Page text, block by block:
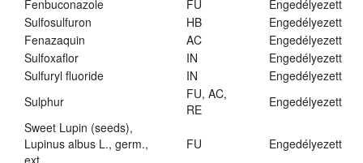
Fenbuconazole
FU
Engedélyezett
Sulfosulfuron
HB
Engedélyezett
Fenazaquin
AC
Engedélyezett
Sulfoxaflor
IN
Engedélyezett
Sulfuryl fluoride
IN
Engedélyezett
Sulphur
FU, AC,
RE
Engedélyezett
Sweet Lupin (seeds),
Lupinus albus L., germ.,
FU Engedélyezett